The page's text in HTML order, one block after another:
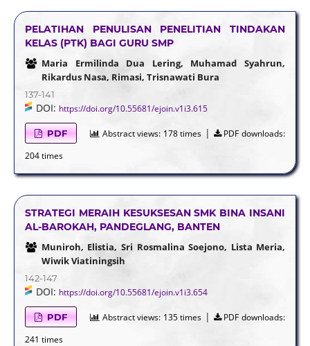
PELATIHAN PENULISAN PENELITIAN TINDAKAN
KELAS (PTK) BAGI GURU SMP
Maria Ermilinda Dua Lering, Muhamad Syahrun,
Rikardus Nasa, Rimasi, Trisnawati Bura
137-141
DOI: https://doi.org/10.55681/ejoin.v1i3.615
PDF Abstract views: 178 times |
PDF downloads:
204 times
STRATEGI MERAIH KESUKSESAN SMK BINA INSANI
AL-BAROKAH, PANDEGLANG, BANTEN
Muniroh, Elistia, Sri Rosmalina Soejono, Lista Meria,
Wiwik Viatiningsih
142-147
DOI: https://doi.org/10.55681/ejoin.v1i3.654
PDF Abstract views: 135 times |
PDF downloads:
241 times